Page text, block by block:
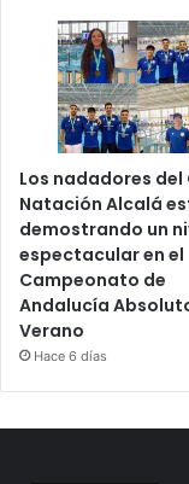
Los nadadores del
Natación Alcalá
demostrando un
espectacular en el
Campeonato de
Andalucía
Verano
Hace 6 días